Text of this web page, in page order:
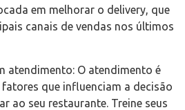
em melhorar o delivery, que
canais de vendas nos últimos
atendimento: O atendimento é
que influenciam a decisão
ao seu restaurante. Treine seus